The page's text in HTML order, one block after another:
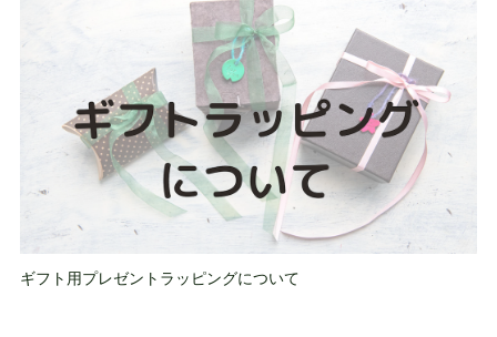
ギフト用プレゼントラッピングについて